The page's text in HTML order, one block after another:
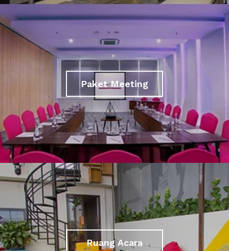
Paket Meeting
Ruang Acara